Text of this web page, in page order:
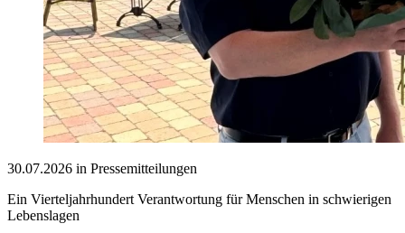
30.07.2026 in Pressemitteilungen
Ein Vierteljahrhundert Verantwortung für Menschen in schwierigen
Lebenslagen